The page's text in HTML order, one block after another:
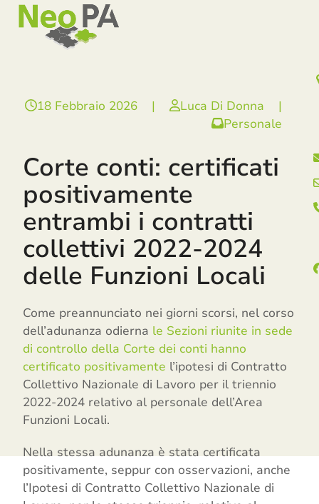
SkipOpen
mobile
menu
Close
mobile
menu
18 Febbraio 2026 | Luca Di Donna
|
Personale
Corte conti: certificati
positivamente
entrambi i contratti
collettivi 2022-2024
delle Funzioni Locali
Come preannunciato nei giorni scorsi, nel corso
dell’adunanza odierna le Sezioni riunite in sede
di controllo della Corte dei conti hanno
certificato positivamente l’ipotesi di Contratto
Collettivo Nazionale di Lavoro per il triennio
2022-2024 relativo al personale dell’Area
Funzioni Locali.
Nella stessa adunanza è stata certificata
positivamente, seppur con osservazioni, anche
l’Ipotesi di Contratto Collettivo Nazionale di